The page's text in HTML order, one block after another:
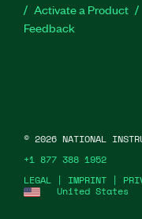
Activate a Product
Feedback
United States
LEGAL | IMPRINT |
© 2026 NATIONAL
+1 877 388 1952